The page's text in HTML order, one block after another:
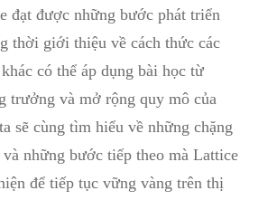
đạt được những bước phát triển
thời giới ⁤thiệu‌ về⁤ cách thức các
có thể áp dụng bài học từ
trưởng và mở rộng quy mô của‍
sẽ cùng tìm hiểu về những‍ chặng
những bước⁢ tiếp theo mà ‌Lattice
để tiếp tục‍ vững vàng‍ trên thị